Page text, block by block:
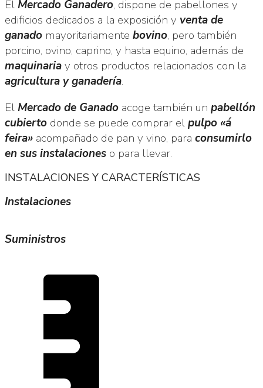
ElMercado Ganadero, dispone de pabellones y
edificios dedicados a la exposición y venta de
ganado mayoritariamente bovino, pero también
porcino, ovino, caprino, y hasta equino, además de
maquinariay otros productos relacionados con la
agricultura y ganadería.
ElMercado de Ganado acoge también un pabellón
cubierto donde se puede comprar elpulpo «á
feira» acompañado de pan y vino, para consumirlo
en sus instalaciones o para llevar.
INSTALACIONES Y CARACTERÍSTICAS
Instalaciones
Suministros